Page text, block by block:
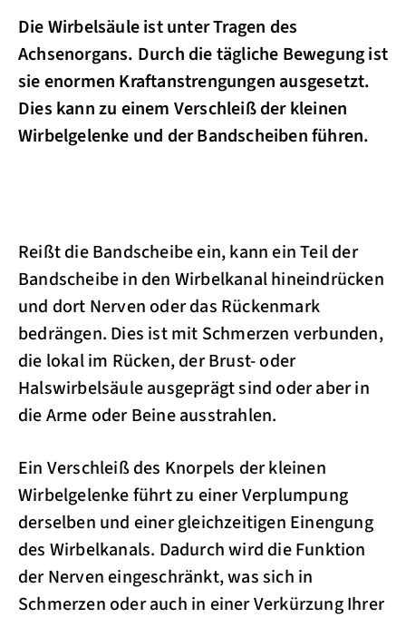
Die Wirbelsäule ist unter Tragen des
Achsenorgans. Durch die tägliche Bewegung ist
sie enormen Kraftanstrengungen ausgesetzt.
Dies kann zu einem Verschleiß der kleinen
Wirbelgelenke und der Bandscheiben führen.
Reißt die Bandscheibe ein, kann ein Teil der
Bandscheibe in den Wirbelkanal hineindrücken
und dort Nerven oder das Rückenmark
bedrängen. Dies ist mit Schmerzen verbunden,
die lokal im Rücken, der Brust- oder
Halswirbelsäule ausgeprägt sind oder aber in
die Arme oder Beine ausstrahlen.
Ein Verschleiß des Knorpels der kleinen
Wirbelgelenke führt zu einer Verplumpung
derselben und einer gleichzeitigen Einengung
des Wirbelkanals. Dadurch wird die Funktion
der Nerven eingeschränkt, was sich in
Schmerzen oder auch in einer Verkürzung Ihrer